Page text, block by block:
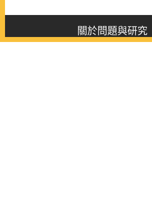
關於問題與研究
About this journal